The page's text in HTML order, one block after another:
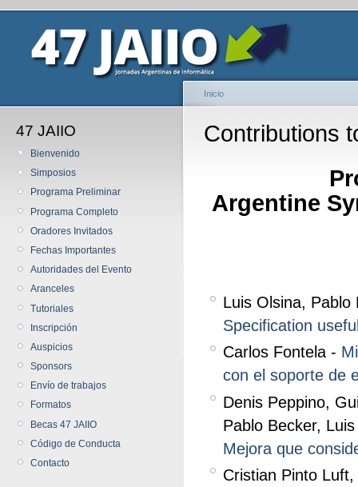
47 JAIIO
Bienvenido
Simposios
Programa Preliminar
Programa Completo
Oradores Invitados
Fechas Importantes
Autoridades del Evento
Aranceles
Tutoriales
Inscripción
Auspicios
Sponsors
Envío de trabajos
Formatos
Becas 47 JAIIO
Código de Conducta
Contacto
Inicio
Contributions
Argentine
Luis Olsina,
Specification
Carlos Fontela -
con el soporte de
Denis Peppino,
Pablo Becker,
Mejora que
Cristian Pinto